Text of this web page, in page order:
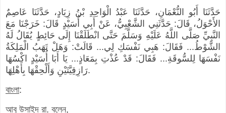
حَدَّثَنَا أَبُو النُّعْمَانِ، حَدَّثَنَا عَبْدُ الْوَاحِدِ بْنُ زِيَادٍ، حَدَّثَنَا عَاصِمٌ
الأَحْوَلُ، قَالَ: حَدَّثَنِي الشَّعْبِيُّ، عَنْ أَبِي أُسَيْدٍ قَالَ: خَرَجْنَا مَعَ
النَّبِيِّ صَلَّى اللَّهُ عَلَيْهِ وَسَلَّمَ حَتَّى انْطَلَقْنَا إِلَى حَائِطٍ يُقَالُ لَهُ
الشَّوْطُ... فَقَالَ: هَبِي نَفْسَكِ لِي... قَالَتْ: وَهَلْ تَهَبُ الْمَلِكَةُ
نَفْسَهَا لِلسُّوقَةِ... فَقَالَ: قَدْ عُذْتِ بِمَعَاذٍ... يَا أَبَا أُسَيْدٍ اكْسُهَا
رَازِقِيَّتَيْنِ وَأَلْحِقْهَا بِأَهْلِهَا.
বাংলা:
আবু উসাইদ রা. বলেন,